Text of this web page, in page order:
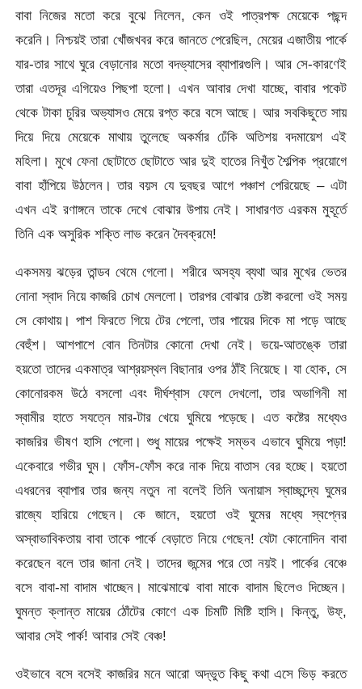
বাবা নিজের মতো করে বুঝে নিলেন, কেন ওই পাত্রপক্ষ মেয়েকে পছন্দ
করেনি। নিশ্চয়ই তারা খোঁজখবর করে জানতে পেরেছিল, মেয়ের এজাতীয় পার্কে
যার-তার সাথে ঘুরে বেড়ানোর মতো বদভ্যাসের ব্যাপারগুলি। আর সে-কারণেই
তারা এতদূর এগিয়েও পিছপা হলো। এখন আবার দেখা যাচ্ছে, বাবার পকেট
থেকে টাকা চুরির অভ্যাসও মেয়ে রপ্ত করে বসে আছে। আর সবকিছুতে সায়
দিয়ে দিয়ে মেয়েকে মাথায় তুলেছে অকর্মার ঢেঁকি অতিশয় বদমায়েশ এই
মহিলা। মুখে ফেনা ছোটাতে ছোটাতে আর দুই হাতের নিখুঁত শৈল্পিক প্রয়োগে
বাবা হাঁপিয়ে উঠলেন। তার বয়স যে দুবছর আগে পঞ্চাশ পেরিয়েছে – এটা
এখন এই রণাঙ্গনে তাকে দেখে বোঝার উপায় নেই। সাধারণত এরকম মুহূর্তে
তিনি এক অসুরিক শক্তি লাভ করেন দৈবক্রমে!
একসময় ঝড়ের তান্ডব থেমে গেলো। শরীরে অসহ্য ব্যথা আর মুখের ভেতর
নোনা স্বাদ নিয়ে কাজরি চোখ মেললো। তারপর বোঝার চেষ্টা করলো ওই সময়
সে কোথায়। পাশ ফিরতে গিয়ে টের পেলো, তার পায়ের দিকে মা পড়ে আছে
বেহুঁশ। আশপাশে বোন তিনটার কোনো দেখা নেই। ভয়ে-আতঙ্কে তারা
হয়তো তাদের একমাত্র আশ্রয়স্থল বিছানার ওপর ঠাঁই নিয়েছে। যা হোক, সে
কোনোরকম উঠে বসলো এবং দীর্ঘশ্বাস ফেলে দেখলো, তার অভাগিনী মা
স্বামীর হাতে সযত্নে মার-টার খেয়ে ঘুমিয়ে পড়েছে। এত কষ্টের মধ্যেও
কাজরির ভীষণ হাসি পেলো। শুধু মায়ের পক্ষেই সম্ভব এভাবে ঘুমিয়ে পড়া!
একেবারে গভীর ঘুম। ফোঁস-ফোঁস করে নাক দিয়ে বাতাস বের হচ্ছে। হয়তো
এধরনের ব্যাপার তার জন্য নতুন না বলেই তিনি অনায়াস স্বাচ্ছন্দ্যে ঘুমের
রাজ্যে হারিয়ে গেছেন। কে জানে, হয়তো ওই ঘুমের মধ্যে স্বপ্নের
অস্বাভাবিকতায় বাবা তাকে পার্কে বেড়াতে নিয়ে গেছেন! যেটা কোনোদিন বাবা
করেছেন বলে তার জানা নেই। তাদের জন্মের পরে তো নয়ই। পার্কের বেঞ্চে
বসে বাবা-মা বাদাম খাচ্ছেন। মাঝেমাঝে বাবা মাকে বাদাম ছিলেও দিচ্ছেন।
ঘুমন্ত ক্লান্ত মায়ের ঠোঁটের কোণে এক চিমটি মিষ্টি হাসি। কিন্তু, উফ্,
আবার সেই পার্ক! আবার সেই বেঞ্চ!
ওইভাবে বসে বসেই কাজরির মনে আরো অদ্ভুত কিছু কথা এসে ভিড় করতে